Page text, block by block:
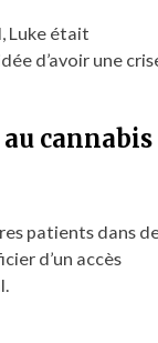
Luke était
d’avoir une
cannabis
patients dans
d’un accès